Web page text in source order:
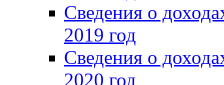
Сведения о
2019 год
Сведения о
2020 год